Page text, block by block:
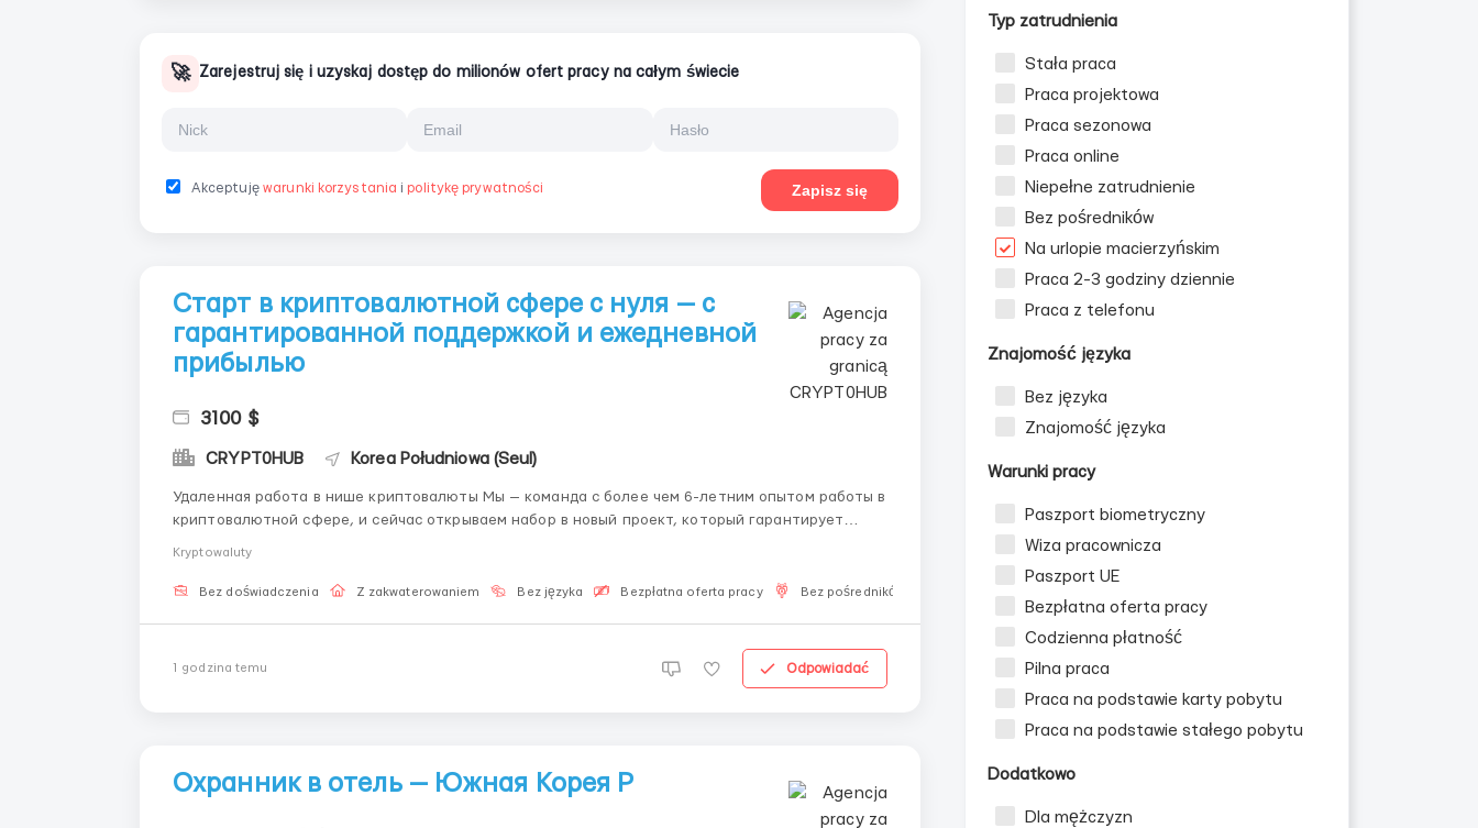
🚀 Zarejestruj się i uzyskaj dostęp do milionów ofert pracy na całym świecie
Akceptujęwarunki korzystania i politykę prywatności Zapisz się
Старт в криптовалютной сфере с нуля — с
гарантированной поддержкой и ежедневной
прибылью
3100 $
CRYPT0HUB Korea Południowa (Seul)
Удаленная работа в нише криптовалюты Мы — команда с более чем 6-летним опытом работы в
криптовалютной сфере, и сейчас открываем набор в новый проект, который гарантирует
Kryptowaluty
Bez doświadczenia Z zakwaterowaniem Bez języka Bezpłatna oferta pracy Bez pośredników
1 godzina temu Odpowiadać
Охранник в отель — Южная Корея Р
Typ zatrudnienia
Stała praca
Praca projektowa
Praca sezonowa
Praca online
Niepełne zatrudnienie
Bez pośredników
Na urlopie macierzyńskim
Praca 2-3 godziny dziennie
Praca z telefonu
Znajomość języka
Bez języka
Znajomość języka
Warunki pracy
Paszport biometryczny
Wiza pracownicza
Paszport UE
Bezpłatna oferta pracy
Codzienna płatność
Pilna praca
Praca na podstawie karty pobytu
Praca na podstawie stałego pobytu
Dodatkowo
Dla mężczyzn